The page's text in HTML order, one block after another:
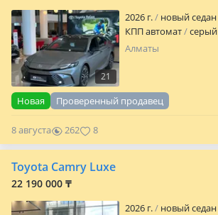
21
2026 г. новый седан
КПП автомат
серый
Алматы
Новая Проверенный продавец
8 августа 262 8
Toyota Camry Luxe
22 190 000 ₸
2026 г. новый седан